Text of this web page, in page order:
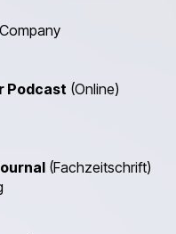
Podcast (Online)
(Fachzeitschrift)